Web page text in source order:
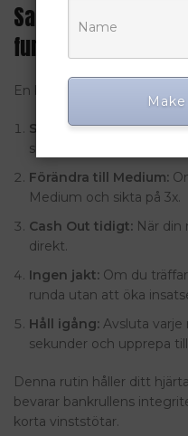
Sammanfattning –
fungerar på minuter
En beprövad
Starta Easy:Värm upp
sikta på 1,5x.
Förändra till Medium:
Medium och sikta på 3x.
Cash Out tidigt: När din
direkt.
Ingen jakt: Om du
runda utan att öka
Håll igång: Avsluta
sekunder och upprepa
Denna rutin håller ditt
bevarar bankrullens
korta vinststötar.